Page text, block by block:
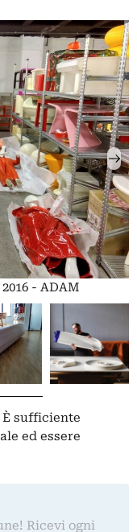
- ADAM
sufficiente
ed essere
Ricevi ogni